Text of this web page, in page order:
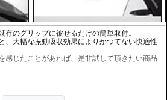
存のグリップに被せるだけの簡単取付。
、大幅な振動吸収効果によりかつてない快適性
感じたことがあれば、是非試して頂きたい商品